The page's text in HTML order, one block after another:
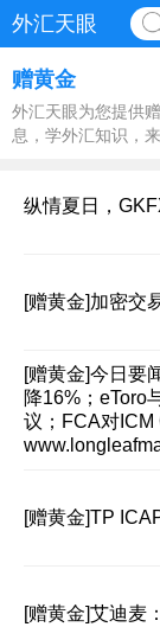
外汇天眼
赠黄金
外汇天眼为您提供
息，学外汇知识，
纵情夏日，
[赠黄金]加密交
[赠黄金]今日要
降16%；eToro
议；FCA对ICM
[赠黄金]TP
[赠黄金]艾迪麦